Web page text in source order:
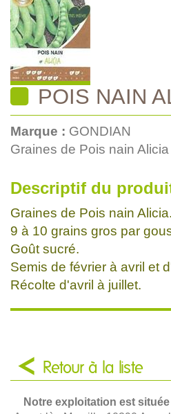
POIS NAIN
Marque : GONDIAN
Graines de Pois nain Alicia
Descriptif du
Graines de Pois nain Alicia.
9 à 10 grains gros par
Goût sucré.
Semis de février à avril et
Récolte d'avril à juillet.
Retour à la liste
Notre exploitation est